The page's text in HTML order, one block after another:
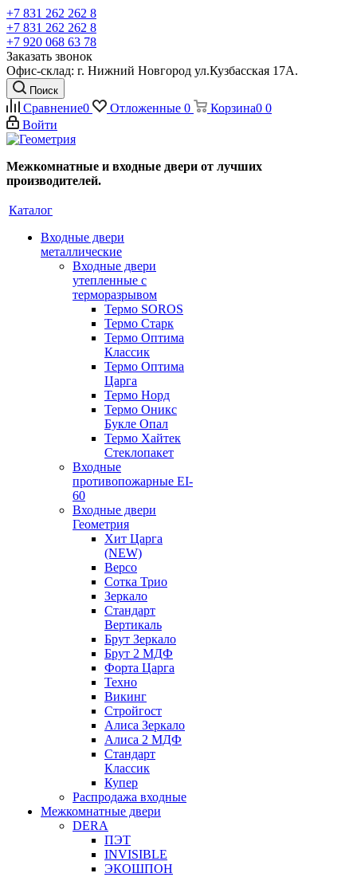
+7 831 262 262 8
+7 831 262 262 8
+7 920 068 63 78
Заказать звонок
Офис-склад: г. Нижний Новгород ул.Кузбасская 17А.
Поиск
Сравнение0 Отложенные 0 Корзина0 0
Войти
Межкомнатные и входные двери от лучших
производителей.
Каталог
Входные двери
металлические
Входные двери
утепленные с
терморазрывом
Термо SOROS
Термо Старк
Термо Оптима
Классик
Термо Оптима
Царга
Термо Норд
Термо Оникс
Букле Опал
Термо Хайтек
Стеклопакет
Входные
противопожарные EI-
60
Входные двери
Геометрия
Хит Царга
(NEW)
Версо
Сотка Трио
Зеркало
Стандарт
Вертикаль
Брут Зеркало
Брут 2 МДФ
Форта Царга
Техно
Викинг
Стройгост
Алиса Зеркало
Алиса 2 МДФ
Стандарт
Классик
Купер
Распродажа входные
Межкомнатные двери
DERA
ПЭТ
INVISIBLE
ЭКОШПОН